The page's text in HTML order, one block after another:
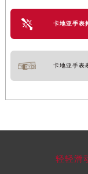
卡地亚手表
卡地亚手表
轻轻滑